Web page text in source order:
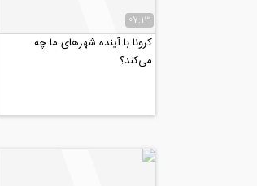
07:13
کرونا با آینده شهرهای ما چه
می‌کند؟